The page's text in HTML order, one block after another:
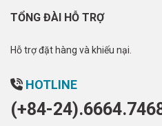
TỔNG ĐÀI HỖ TRỢ
Hỗ trợ đặt hàng và khiếu nại.
HOTLINE
(+84-